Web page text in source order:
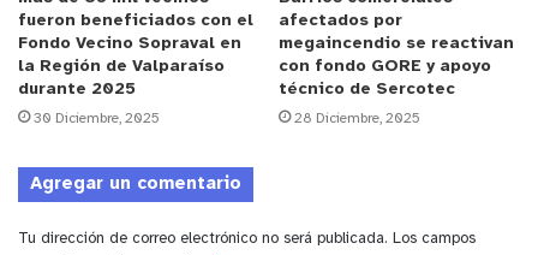
ahora que, producto de la pandemia y con el objetivo de
defenderlas de posibles contagios, debimos suspender las
visitas. Estamos respaldando y trabajando en conjunto con
diversas entidades que, preocupadas por el bienestar de
las mujeres privadas de libertad, están desarrollando
fueron beneficiados con el
Fondo Vecino Sopraval en
la Región de Valparaíso
durante 2025
30 Diciembre, 2025
afectados por
megaincendio se reactivan
con fondo GORE y apoyo
técnico de Sercotec
28 Diciembre, 2025
Agregar un comentario
Tu dirección de correo electrónico no será publicada. Los campos